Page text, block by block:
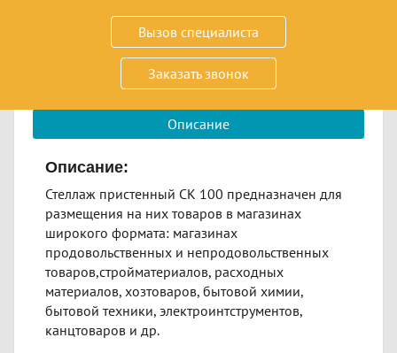
Вызов специалиста
Заказать звонок
в наличии
Размер 1000х580х2230 мм
Описание
Описание:
Стеллаж пристенный СК 100 предназначен для
размещения на них товаров в магазинах
широкого формата: магазинах
продовольственных и непродовольственных
товаров,стройматериалов, расходных
материалов, хозтоваров, бытовой химии,
бытовой техники, электроинтструментов,
канцтоваров и др.